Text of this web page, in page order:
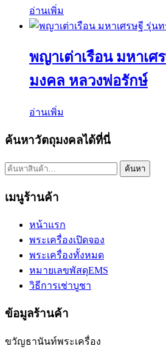
อ่านเพิ่ม
พญาเต่าเรือน มหาเศ
มงคล หลวงพ่อรักษ์
อ่านเพิ่ม
ค้นหาวัตถุมงคลได้ที่นี่
ค้นหา: ค้นหา
เมนูร้านค้า
หน้าแรก
พระเครื่องเปิดจอง
พระเครื่องทั้งหมด
หมายเลขพัสดุEMS
วิธีการเช่าบูชา
ข้อมูลร้านค้า
ขวัญธานันท์พระเครื่อง